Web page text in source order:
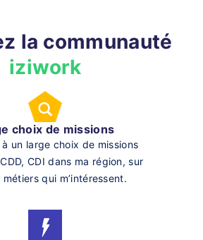
la communauté
iziwork
choix de missions
à un large choix de missions
CDI dans ma région, sur
qui m’intéressent.